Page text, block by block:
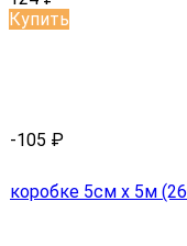
Купить
-105 ₽